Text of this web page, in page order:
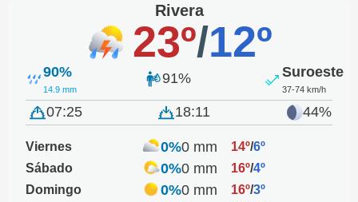
Rivera
23º/12º
90%
14.9 mm
91% Suroeste
37-74 km/h
07:25 18:11 44%
Viernes 0%0 mm 14º/6º
Sábado
0%0 mm 16º/4º
Domingo
0%0 mm 16º/3º